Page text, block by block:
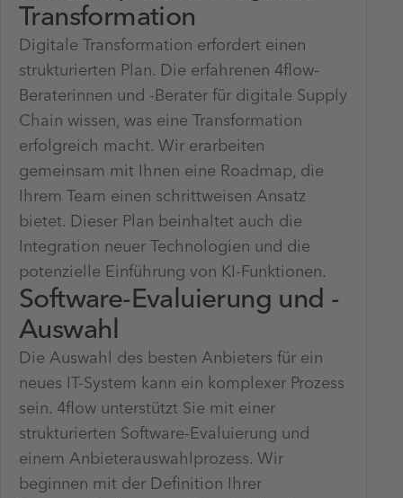
Transformation
Digitale Transformation erfordert einen
strukturierten Plan. Die erfahrenen 4flow-
Beraterinnen und -Berater für digitale Supply
Chain wissen, was eine Transformation
erfolgreich macht. Wir erarbeiten
gemeinsam mit Ihnen eine Roadmap, die
Ihrem Team einen schrittweisen Ansatz
bietet. Dieser Plan beinhaltet auch die
Integration neuer Technologien und die
potenzielle Einführung von KI-Funktionen.
Software-Evaluierung und -
Auswahl
Die Auswahl des besten Anbieters für ein
neues IT-System kann ein komplexer Prozess
sein. 4flow unterstützt Sie mit einer
strukturierten Software-Evaluierung und
einem Anbieterauswahlprozess. Wir
beginnen mit der Definition Ihrer